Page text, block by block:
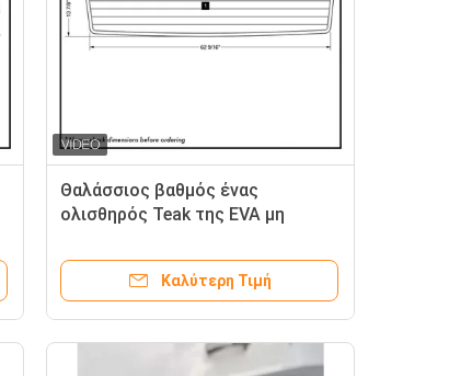
Θαλάσσιος βαθμός ένας
ολισθηρός Teak της EVA μη
Καλύτερη Τιμή